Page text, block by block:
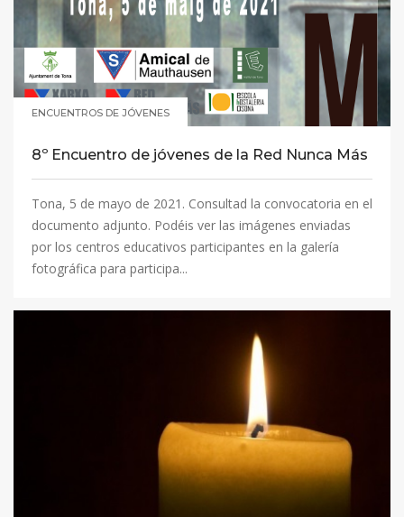
ENCUENTROS DE JÓVENES
8º Encuentro de jóvenes de la Red Nunca Más
Tona, 5 de mayo de 2021. Consultad la convocatoria en el
documento adjunto. Podéis ver las imágenes enviadas
por los centros educativos participantes en la galería
fotográfica para participa...